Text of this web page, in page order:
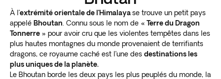
À l’extrémité orientale de l’Himalayase trouve un petit pays
appelé Bhoutan . Connu sous le nom de « Terre du Dragon
Tonnerre » pour avoir cru que les violentes tempêtes dans les
plus hautes montagnes du monde provenaient de terrifiants
dragons, ce royaume caché est l’une des destinations les
plus uniques de la planète.
Le Bhoutan borde les deux pays les plus peuplés du monde, la